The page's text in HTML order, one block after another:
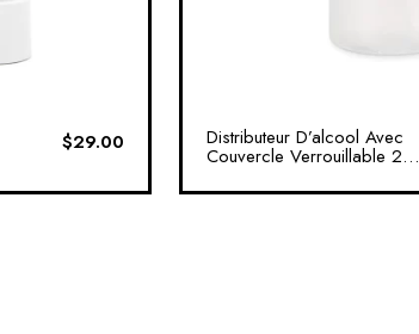
$29.00 Distributeur D’alcool Avec
Couvercle Verrouillable 200